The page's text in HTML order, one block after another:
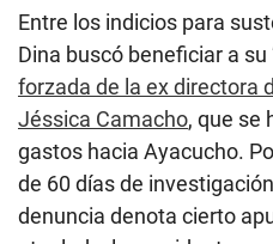
Entre los indicios para
Dina buscó beneficiar a su
forzada de la ex directora
Jéssica Camacho, que se
gastos hacia Ayacucho.
de 60 días de
denuncia denota cierto